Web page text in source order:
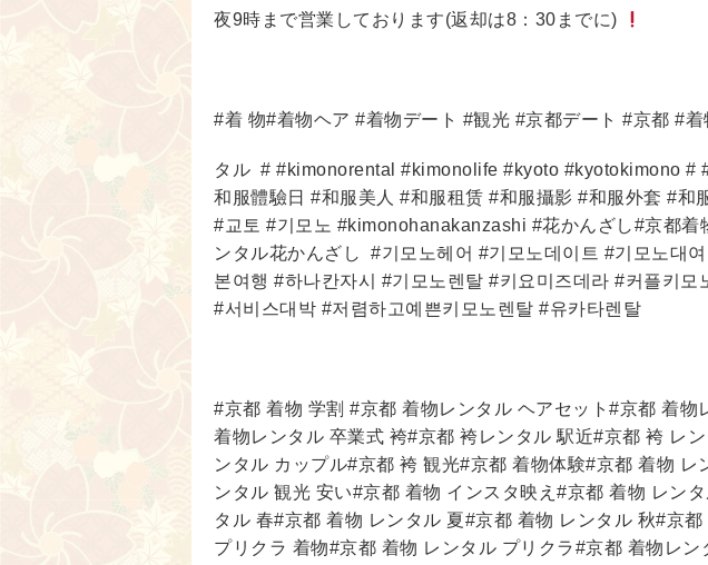
夜9時まで営業しております(返却は8：30までに)
#着 物#着物ヘア #着物デート #観光 #京都デート #京都 #着
タル # #kimonorental #kimonolife #kyoto #kyotokimono #
和服體驗日 #和服美人 #和服租赁 #和服攝影 #和服外套 #和
#교토 #기모노 #kimonohanakanzashi #花かんざし#京都着
ンタル花かんざし
#기모노헤어 #기모노데이트 #기모노대
본여행 #하나칸자시 #기모노렌탈 #키요미즈데라 #커플키모
#서비스대박 #저렴하고예쁜키모노렌탈 #유카타렌탈
#京都 着物 学割 #京都 着物レンタル ヘアセット#京都 着物
着物レンタル 卒業式 袴#京都 袴レンタル 駅近#京都 袴 レ
ンタル カップル#京都 袴 観光#京都 着物体験#京都 着物 レ
ンタル 観光 安い#京都 着物 インスタ映え#京都 着物 レン
タル 春#京都 着物 レンタル 夏#京都 着物 レンタル 秋#京
プリクラ 着物#京都 着物 レンタル プリクラ#京都 着物レン